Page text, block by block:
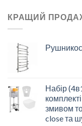
КРАЩИЙ
Набір
змивом
close та